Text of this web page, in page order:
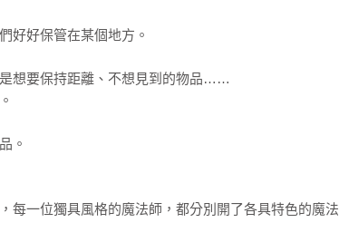
萬本
好好保管在某個地方。
想要保持距離、不想見到的物品……
。
每一位獨具風格的魔法師，都分別開了各具特色的魔法